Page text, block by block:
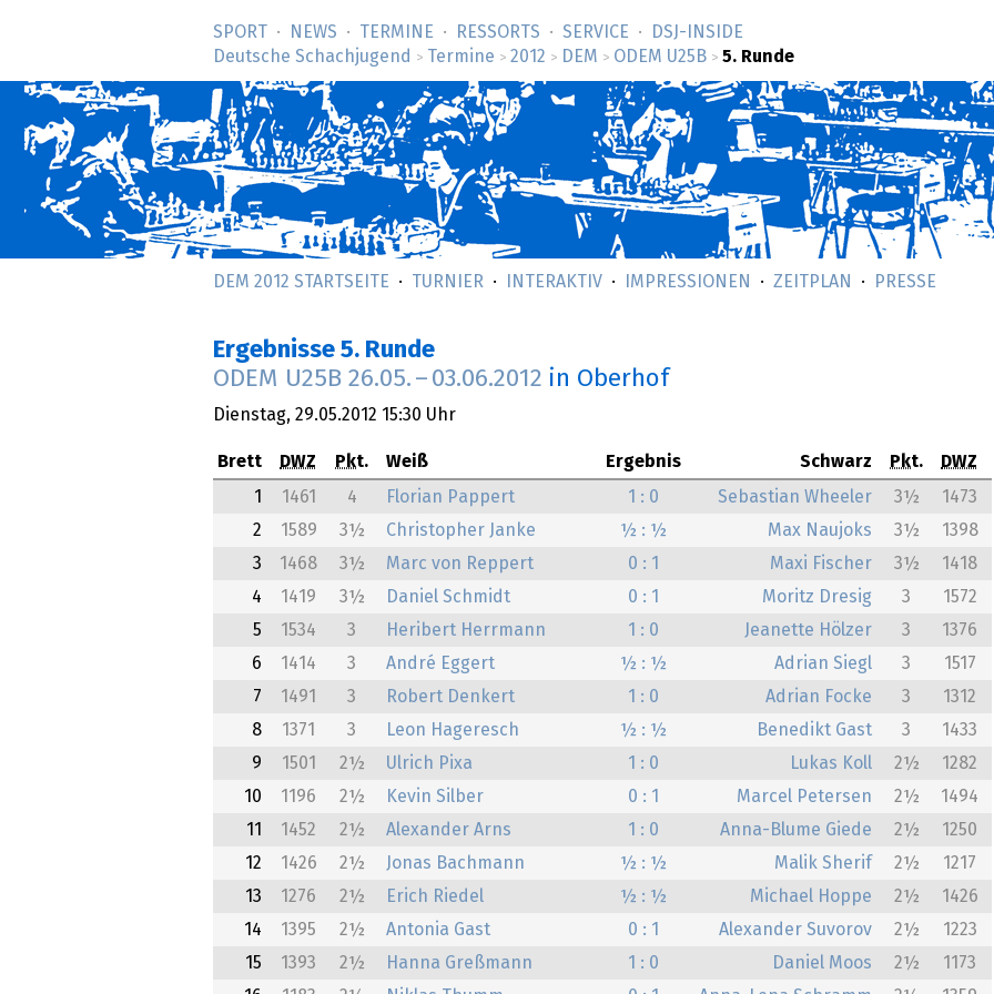
SPORT NEWS TERMINE RESSORTS SERVICE
DSJ-­INSIDE
Deutsche Schachjugend
> Termine > 2012 > DEM > ODEM U25B > 5. Runde
DEM 2012 STARTSEITE TURNIER INTERAKTIV IMPRESSIONEN ZEITPLAN PRESSE
Ergebnisse 5. Runde
ODEM U25B 26.05. – 03.06.2012 in Oberhof
Dienstag, 29.05.2012 15:30 Uhr
Brett DWZ Pkt. Weiß Ergebnis Schwarz Pkt.
DWZ
1
1461 4 Florian Pappert 1 : 0 Sebastian Wheeler 3½
1473
2
1589 3½ Christopher Janke ½ : ½ Max Naujoks 3½
1398
3
1468 3½ Marc von Reppert 0 : 1 Maxi Fischer 3½
1418
4
1419 3½ Daniel Schmidt 0 : 1 Moritz Dresig 3
1572
5
1534 3 Heribert Herrmann 1 : 0 Jeanette Hölzer 3
1376
6
1414 3 André Eggert ½ : ½ Adrian Siegl 3
1517
7
1491 3 Robert Denkert 1 : 0 Adrian Focke 3
1312
8
1371 3 Leon Hageresch ½ : ½ Benedikt Gast 3
1433
9
1501 2½ Ulrich Pixa 1 : 0 Lukas Koll 2½
1282
10
1196 2½ Kevin Silber 0 : 1 Marcel Petersen 2½
1494
11
1452 2½ Alexander Arns 1 : 0 Anna-Blume Giede 2½
1250
12
1426 2½ Jonas Bachmann ½ : ½ Malik Sherif 2½
1217
13
1276 2½ Erich Riedel ½ : ½ Michael Hoppe 2½
1426
14
1395 2½ Antonia Gast 0 : 1 Alexander Suvorov 2½
1223
15
1393 2½ Hanna Greßmann 1 : 0 Daniel Moos 2½
1173